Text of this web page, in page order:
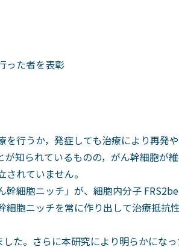
った者を表彰
行うか，発症しても治療により再発や
知られているものの，がん幹細胞が
れていません。
細胞ニッチ」が、細胞内分子
胞ニッチを常に作り出して治療抵抗
た。さらに本研究により明らかにな